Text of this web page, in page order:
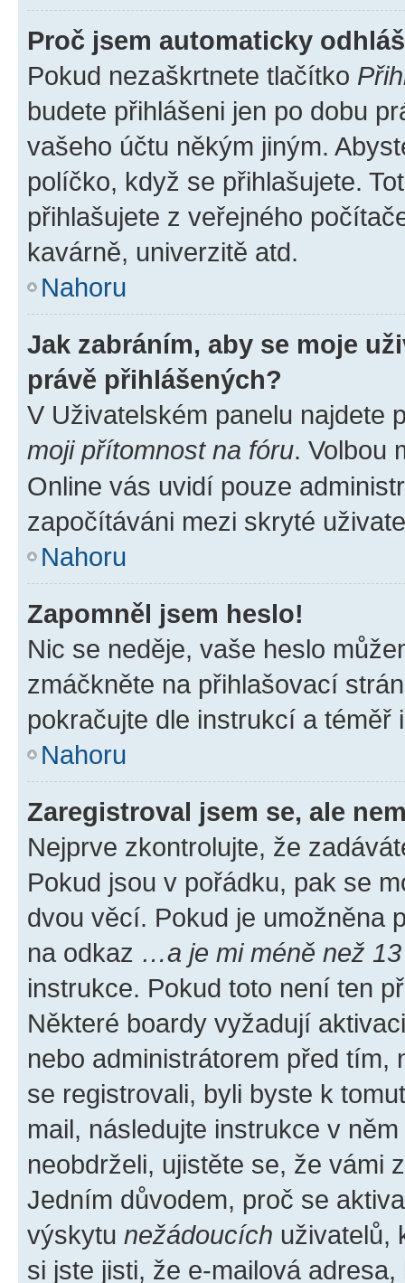
Proč jsem automaticky
Pokud nezaškrtnete tlačítko
budete přihlášeni jen po dobu
vašeho účtu někým jiným.
políčko, když se přihlašujete.
přihlašujete z veřejného
kavárně, univerzitě atd.
Nahoru
Jak zabráním, aby se moje
právě přihlášených?
V Uživatelském panelu najdete
moji přítomnost na fóru. Volbou
Online vás uvidí pouze
započítáváni mezi skryté
Nahoru
Zapomněl jsem heslo!
Nic se neděje, vaše heslo
zmáčkněte na přihlašovací
pokračujte dle instrukcí a téměř
Nahoru
Zaregistroval jsem se, ale
Nejprve zkontrolujte, že
Pokud jsou v pořádku, pak se
dvou věcí. Pokud je umožněna
na odkaz …a je mi méně než
instrukce. Pokud toto není ten
Některé boardy vyžadují
nebo administrátorem před tím,
se registrovali, byli byste k
mail, následujte instrukce v
neobdrželi, ujistěte se, že vámi
Jedním důvodem, proč se
výskytu nežádoucích uživatelů,
si jste jisti, že e-mailová